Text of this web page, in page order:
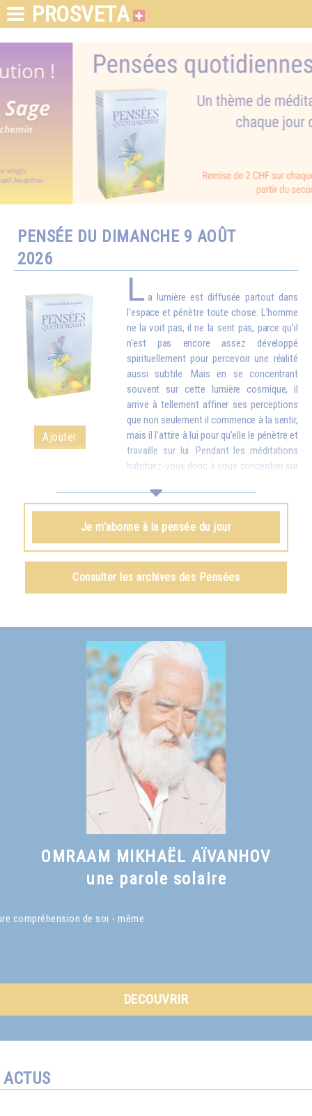
PROSVETA
PENSÉE DU DIMANCHE 9 AOÛT
2026
Ajouter
L a lumière est diffusée partout dans
l'espace et pénètre toute chose. L'homme
ne la voit pas, il ne la sent pas, parce qu'il
n'est pas encore assez développé
spirituellement pour percevoir une réalité
aussi subtile. Mais en se concentrant
souvent sur cette lumière cosmique, il
arrive à tellement affiner ses perceptions
que non seulement il commence à la sentir,
mais il l'attire à lui pour qu'elle le pénètre et
travaille sur lui. Pendant les méditations
habituez-vous donc à vous concentrer sur
remplacera peu à peu toutes les particules usées, maladives de votre
corps par des particules nouvelles, plus pures. Et une fois que vous
aurez attiré la lumière en vous, vous devrez encore vous exercer à
envoyer cette lumière dans le monde entier pour aider tous les humains.
Omraam Mikhaël Aïvanhov
Voir le livreLa lumière, esprit vivant, chapitre IX
Je m'abonne à la pensée du jour
Consulter les archives des Pensées
OMRAAM MIKHAËL AÏVANHOV
une parole solaire
compréhension de soi - même.
DECOUVRIR
ACTUS